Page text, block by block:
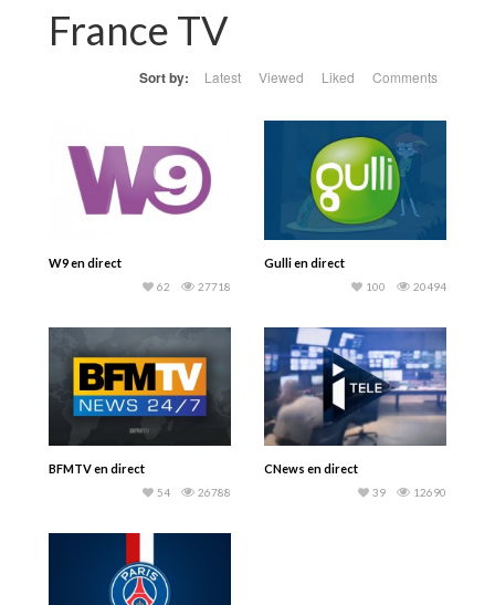
France TV
Sort by: Latest Viewed Liked Comments
W9 en direct
27718
62
Gulli en direct
20494
100
BFMTV en direct
26788
54
CNews en direct
12690
39